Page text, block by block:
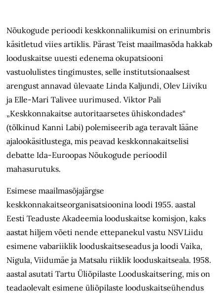
Nõukogude perioodi keskkonnaliikumisi on erinumbris
käsitletud viies artiklis. Pärast Teist maailmasõda hakkab
looduskaitse uuesti edenema okupatsiooni
vastuolulistes tingimustes, selle institutsionaalsest
arengust annavad ülevaate Linda Kaljundi, Olev Liiviku
ja Elle-Mari Talivee uurimused. Viktor Pali
„Keskkonnakaitse autoritaarsetes ühiskondades“
(tõlkinud Kanni Labi) polemiseerib aga teravalt lääne
ajalookäsitlustega, mis peavad keskkonnakaitselisi
debatte Ida-Euroopas Nõukogude perioodil
mahasurutuks.
Esimese maailmasõjajärgse
keskkonnakaitseorganisatsioonina loodi 1955. aastal
Eesti Teaduste Akadeemia looduskaitse komisjon, kaks
aastat hiljem võeti nende ettepanekul vastu NSV Liidu
esimene vabariiklik looduskaitseseadus ja loodi Vaika,
Nigula, Viidumäe ja Matsalu riiklik looduskaitseala. 1958.
aastal asutati Tartu Üliõpilaste Looduskaitsering, mis on
teadaolevalt esimene üliõpilaste looduskaitseühendus